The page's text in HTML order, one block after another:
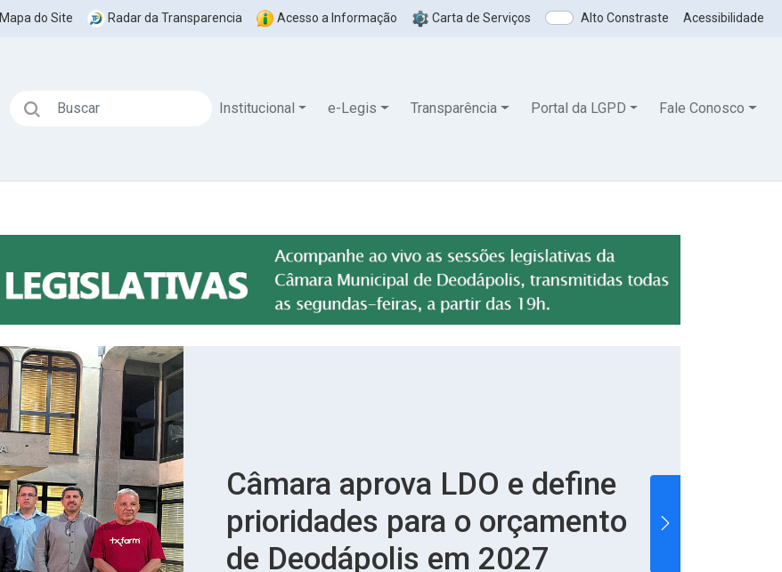
Mapa do Site Radar da Transparencia Acesso a Informação Carta de Serviços Alto Constraste Acessibilidade
Institucional e-Legis Transparência Portal da LGPD Fale Conosco
Gilberto da Nona pede Wi-Fi
gratuito no posto de saúde de
Lagoa Bonita